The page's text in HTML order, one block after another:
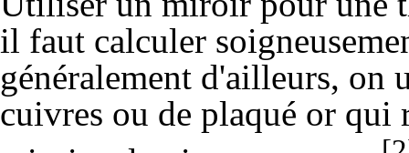
il faut calculer
généralement d'ailleurs, on
cuivres ou de plaqué or qui